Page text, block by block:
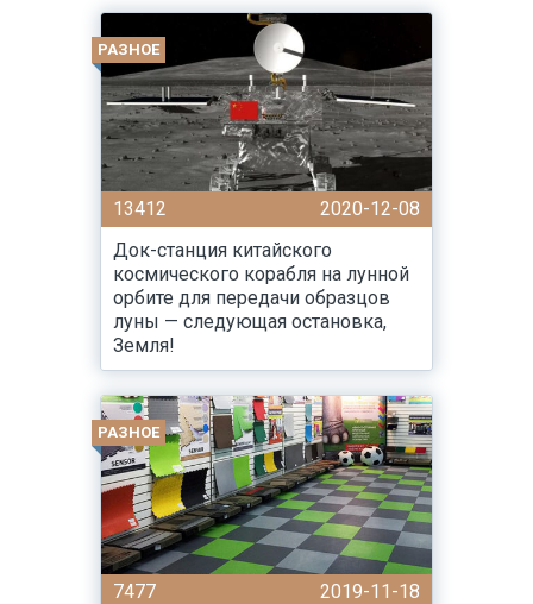
РАЗНОЕ
13412
2020-12-08
Док-станция китайского
космического корабля на лунной
орбите для передачи образцов
луны — следующая остановка,
Земля!
РАЗНОЕ
7477
2019-11-18